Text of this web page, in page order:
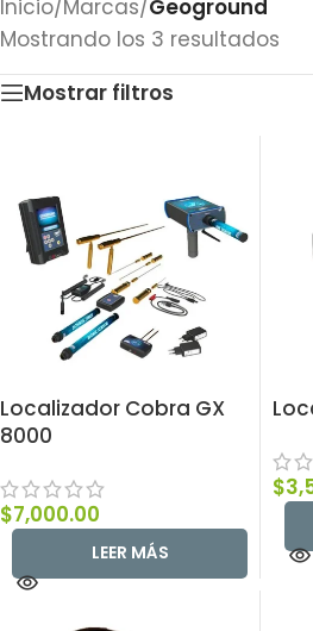
Inicio/Marcas/Geoground
Mostrando los 3 resultados
Mostrar filtros
Localizador Cobra GX
8000
$7,000.00
LEER MÁS
$